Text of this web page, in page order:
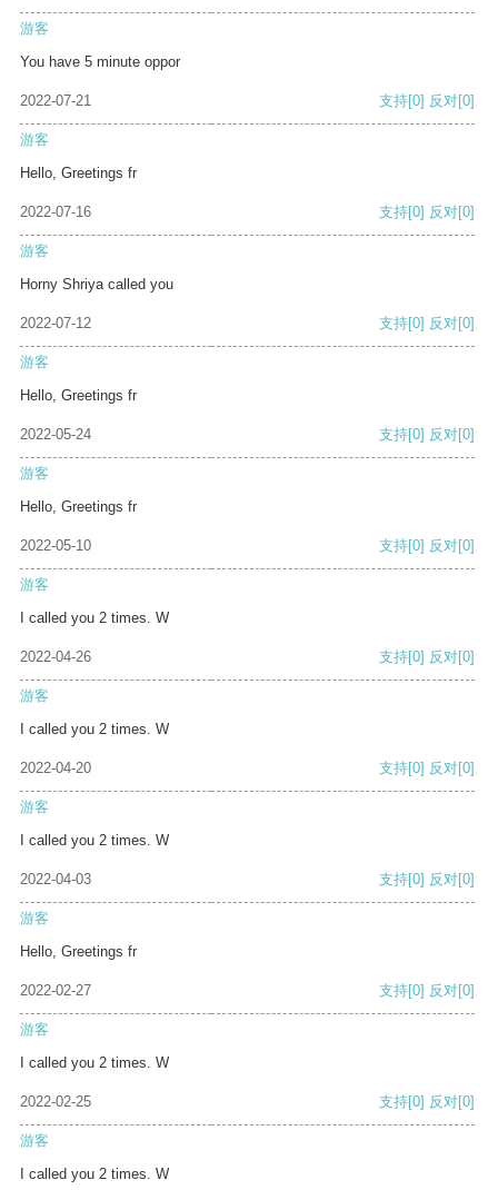
游客
You have 5 minute oppor
2022-07-21 支持[0] 反对[0]
游客
Hello, Greetings fr
2022-07-16 支持[0] 反对[0]
游客
Horny Shriya called you
2022-07-12 支持[0] 反对[0]
游客
Hello, Greetings fr
2022-05-24 支持[0] 反对[0]
游客
Hello, Greetings fr
2022-05-10 支持[0] 反对[0]
游客
I called you 2 times. W
2022-04-26 支持[0] 反对[0]
游客
I called you 2 times. W
2022-04-20 支持[0] 反对[0]
游客
I called you 2 times. W
2022-04-03 支持[0] 反对[0]
游客
Hello, Greetings fr
2022-02-27 支持[0] 反对[0]
游客
I called you 2 times. W
2022-02-25 支持[0] 反对[0]
游客
I called you 2 times. W